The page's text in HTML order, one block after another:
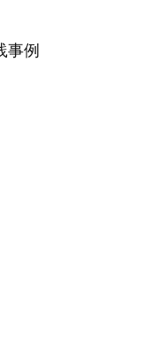
事例